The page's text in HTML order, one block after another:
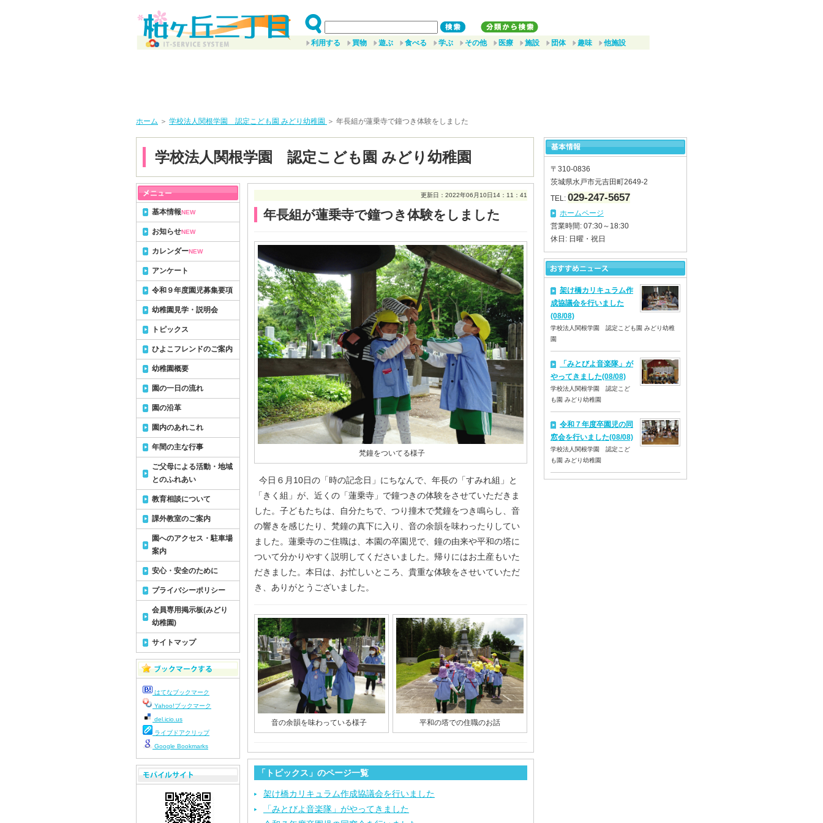
利用する 買物 遊ぶ 食べる 学ぶ その他 医療 施設 団体 趣味 他施設
ホーム ＞ 学校法人関根学園 認定こども園 みどり幼稚園 ＞ 年長組が蓮乗寺で鐘つき体験をしました
学校法人関根学園 認定こども園 みどり幼稚園
更新日：2022年06月10日14：11：41
年長組が蓮乗寺で鐘つき体験をしました
梵鐘をついてる様子
今日６月10日の「時の記念日」にちなんで、年長の「すみれ組」と
「きく組」が、近くの「蓮乗寺」で鐘つきの体験をさせていただきま
した。子どもたちは、自分たちで、つり撞木で梵鐘をつき鳴らし、音
の響きを感じたり、梵鐘の真下に入り、音の余韻を味わったりしてい
ました。蓮乗寺のご住職は、本園の卒園児で、鐘の由来や平和の塔に
ついて分かりやすく説明してくださいました。帰りにはお土産もいた
だきました。本日は、お忙しいところ、貴重な体験をさせいていただ
き、ありがとうございました。
音の余韻を味わっている様子 平和の塔での住職のお話
「トピックス」のページ一覧
架け橋カリキュラム作成協議会を行いました
「みとびよ音楽隊」がやってきました
基本情報NEW
お知らせNEW
カレンダーNEW
アンケート
令和９年度園児募集要項
幼稚園見学・説明会
トピックス
ひよこフレンドのご案内
幼稚園概要
園の一日の流れ
園の沿革
園内のあれこれ
年間の主な行事
ご父母による活動・地域
とのふれあい
教育相談について
課外教室のご案内
園へのアクセス・駐車場
案内
安心・安全のために
プライバシーポリシー
会員専用掲示板(みどり
幼稚園)
サイトマップ
はてなブックマーク
Yahoo!ブックマーク
del.icio.us
ライブドアクリップ
Google Bookmarks
〒310-0836
茨城県水戸市元吉田町2649-2
TEL: 029-247-5657
ホームページ
営業時間: 07:30～18:30
休日: 日曜・祝日
架け橋カリキュラム作
成協議会を行いました
(08/08)
学校法人関根学園 認定こども園 みどり幼稚
園
「みとびよ音楽隊」が
やってきました(08/08)
学校法人関根学園 認定こど
も園 みどり幼稚園
令和７年度卒園児の同
窓会を行いました(08/08)
学校法人関根学園 認定こど
も園 みどり幼稚園